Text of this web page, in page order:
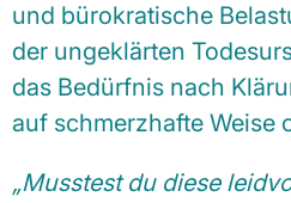
und bürokratische
der ungeklärten
das Bedürfnis nach
auf schmerzhafte Weise
„Musstest du diese